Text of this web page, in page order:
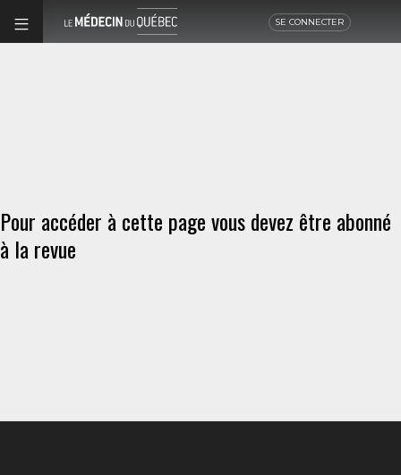
SE CONNECTER
Pour accéder à cette page vous devez être abonné
à la revue